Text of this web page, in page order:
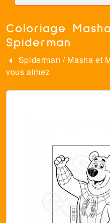
Coloriage
Spiderman
Spiderman / Masha et
vous aimez